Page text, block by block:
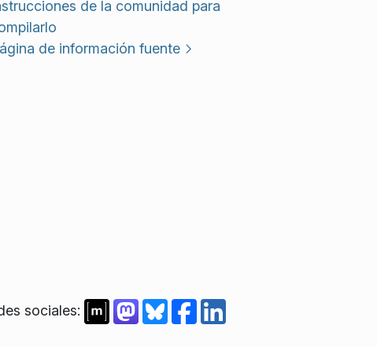
de la comunidad para
de información fuente
sociales: